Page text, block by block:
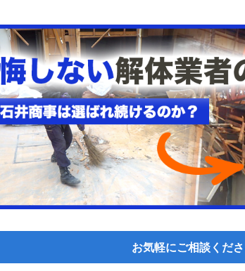
お気軽にご相談くだ